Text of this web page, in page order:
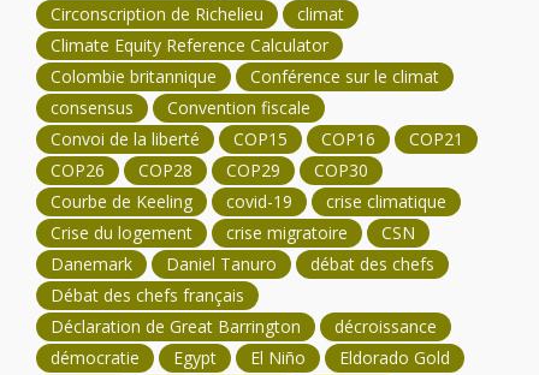
Circonscription de Richelieu
climat
Climate Equity Reference Calculator
Colombie britannique
Conférence sur le climat
consensus
Convention fiscale
Convoi de la liberté
COP15 COP16
COP21
COP26
COP28 COP29
COP30
Courbe de Keeling
covid-19
crise climatique
Crise du logement
crise migratoire
CSN
Danemark
Daniel Tanuro
débat des chefs
Débat des chefs français
Déclaration de Great Barrington
décroissance
démocratie
Egypt El Niño
Eldorado Gold